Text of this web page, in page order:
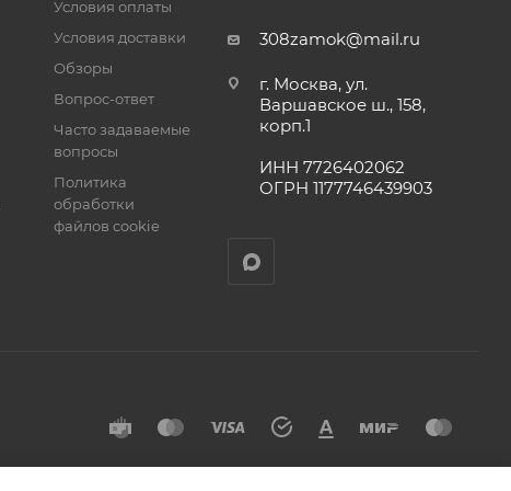
Условия оплаты
Условия доставки
Обзоры
Вопрос-ответ
Часто задаваемые
вопросы
Политика
обработки
файлов cookie
308zamok@mail.ru
г. Москва, ул.
Варшавское ш., 158,
корп.1
ИНН 7726402062
ОГРН 1177746439903